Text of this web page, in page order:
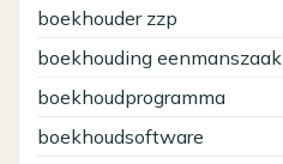
boekhouder zzp
boekhouding eenmanszaak
boekhoudprogramma
boekhoudsoftware